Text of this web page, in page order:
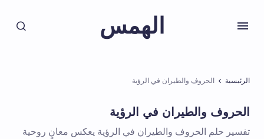
الهمس
الرئيسية الحروف والطيران في الرؤية
الحروف والطيران في الرؤية
تفسير حلم الحروف والطيران في الرؤية يعكس معانٍ روحية